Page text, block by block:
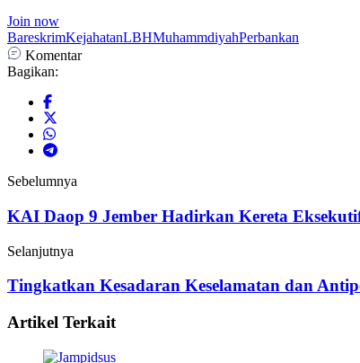
Join now
BareskrimKejahatanLBHMuhammdiyahPerbankan
Komentar
Bagikan:
Sebelumnya
KAI Daop 9 Jember Hadirkan Kereta
Selanjutnya
Tingkatkan Kesadaran Keselamatan dan
Artikel Terkait